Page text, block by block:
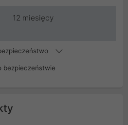
12 miesięcy
bezpieczeństwie